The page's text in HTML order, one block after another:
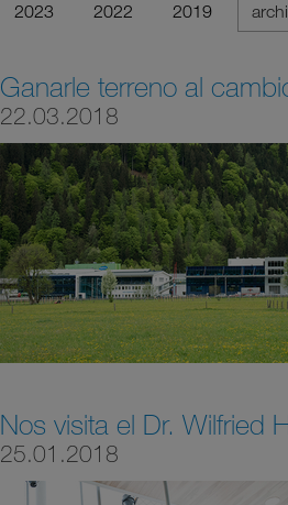
2023 2022 2019
Ganarle terreno al
22.03.2018
Nos visita el Dr. Wilfried
25.01.2018